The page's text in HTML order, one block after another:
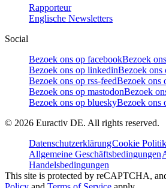
Rapporteur
Englische Newsletters
Social
Bezoek ons op facebookBezoek
Bezoek ons op linkedinBezoek ons
Bezoek ons op rss-feedBezoek ons
Bezoek ons op mastodonBezoek
Bezoek ons op blueskyBezoek ons
© 2026 Euractiv DE. All rights reserved.
DatenschutzerklärungCookie Politik
Allgemeine Geschäftsbedingungen
Handelsbedingungen
This site is protected by reCAPTCHA,